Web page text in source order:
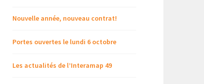
Nouvelle année, nouveau contrat!
Portes ouvertes le lundi 6 octobre
Les actualités de l’Interamap 49